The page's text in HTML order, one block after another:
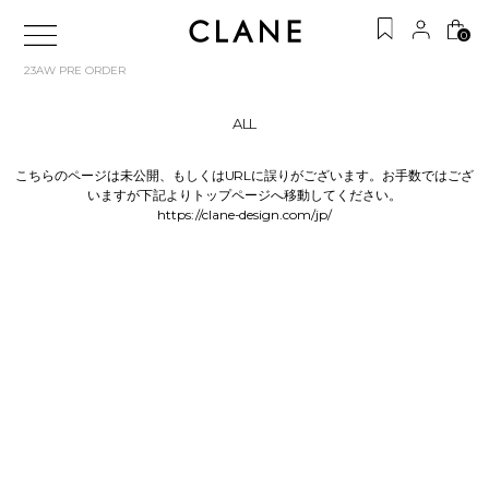
0
23AW PRE ORDER
ALL
こちらのページは未公開、もしくはURLに誤りがございます。お手数ではござ
いますが下記よりトップページへ移動してください。
https://clane-design.com/jp/